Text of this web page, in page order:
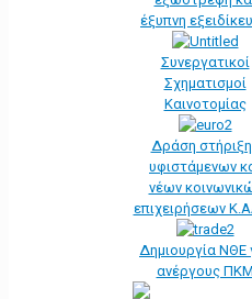
έξυπνη
Συνεργατικοί
Σχηματισμοί
Καινοτομίας
Δράση
υφιστάμενων
νέων
επιχειρήσεων
Δημιουργία ΝΘΕ
ανέργους ΠΚΜ